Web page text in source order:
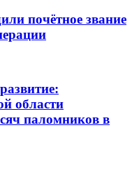
почётное звание
области
паломников в